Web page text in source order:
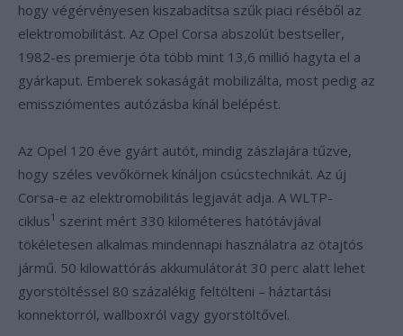
hogy végérvényesen kiszabadítsa szűk piaci réséből az
elektromobilitást. Az Opel Corsa abszolút bestseller,
1982-es premierje óta több mint 13,6 millió hagyta el a
gyárkaput. Emberek sokaságát mobilizálta, most pedig az
emissziómentes autózásba kínál belépést.
Az Opel 120 éve gyárt autót, mindig zászlajára tűzve,
hogy széles vevőkörnek kínáljon csúcstechnikát. Az új
Corsa-e az elektromobilitás legjavát adja. A WLTP-
ciklus1 szerint mért 330 kilométeres hatótávjával
tökéletesen alkalmas mindennapi használatra az ötajtós
jármű. 50 kilowattórás akkumulátorát 30 perc alatt lehet
gyorstöltéssel 80 százalékig feltölteni – háztartási
konnektorról, wallboxról vagy gyorstöltővel.